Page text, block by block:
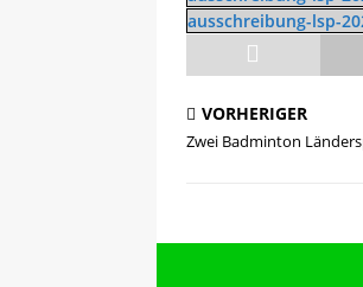
ausschreibung-lsp-
VORHERIGER
Zwei Badminton